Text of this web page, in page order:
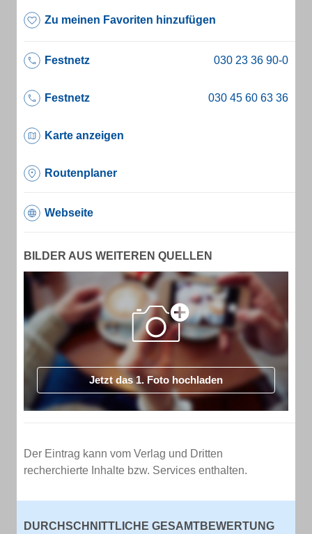
Zu meinen Favoriten hinzufügen
Festnetz
Festnetz
Karte anzeigen
Routenplaner
Webseite
BILDER AUS WEITEREN QUELLEN
Jetzt das 1. Foto hochladen
Der Eintrag kann vom Verlag und Dritten
recherchierte Inhalte bzw. Services enthalten.
DURCHSCHNITTLICHE GESAMTBEWERTUNG